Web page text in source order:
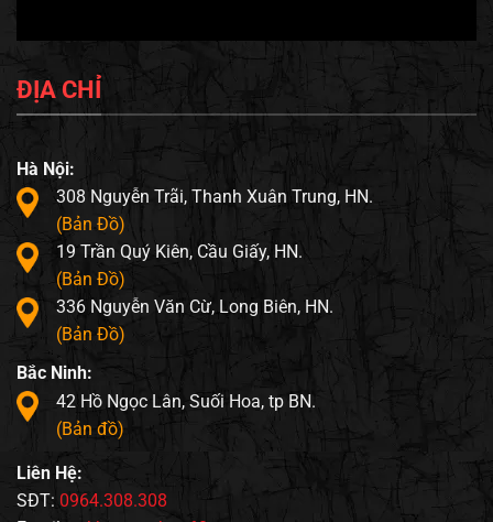
ĐỊA CHỈ
Hà Nội:
308 Nguyễn Trãi, Thanh Xuân Trung, HN.
(Bản Đồ)
19 Trần Quý Kiên, Cầu Giấy, HN.
(Bản Đồ)
336 Nguyễn Văn Cừ, Long Biên, HN.
(Bản Đồ)
Bắc Ninh:
42 Hồ Ngọc Lân, Suối Hoa, tp BN.
(Bản đồ)
Liên Hệ:
SĐT: 0964.308.308